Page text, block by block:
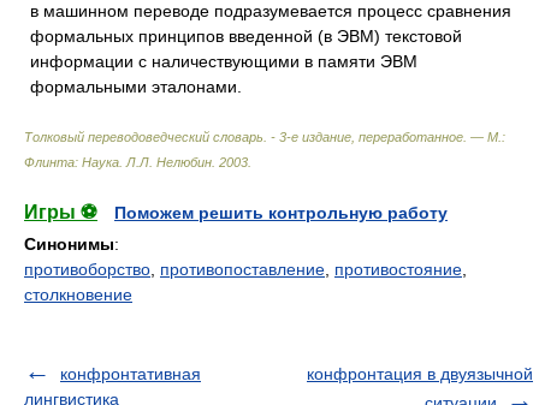
в машинном переводе подразумевается процесс сравнения
формальных принципов введенной (в ЭВМ) текстовой
информации с наличествующими в памяти ЭВМ
формальными эталонами.
Толковый переводоведческий словарь. - 3-е издание, переработанное. — М.:
Флинта: Наука Л.Л. Нелюбин 2003
Игры ⚽
Поможем решить контрольную работу
Синонимы:
противоборство противопоставление противостояние
столкновение
конфронтативная
лингвистика
конфронтация в двуязычной